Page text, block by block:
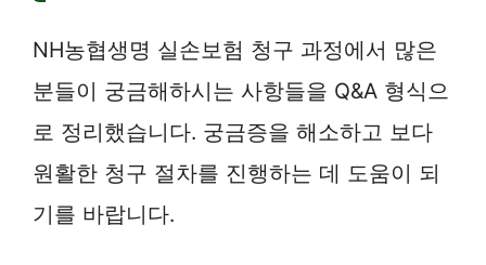
NH농협생명 실손보험 청구 과정에서 많은
분들이 궁금해하시는 사항들을 Q&A 형식으
로 정리했습니다. 궁금증을 해소하고 보다
원활한 청구 절차를 진행하는 데 도움이 되
기를 바랍니다.